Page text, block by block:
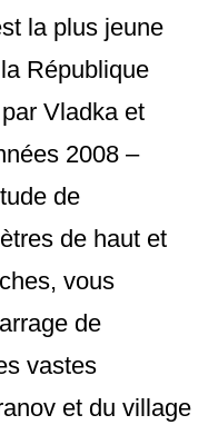
la plus jeune
République
Vladka et
2008 –
de
de haut et
vous
de
vastes
et du village